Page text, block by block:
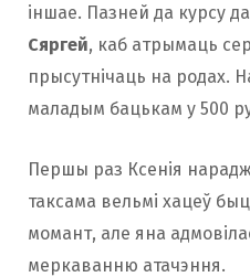
іншае. Пазней да курсу
Сяргей, каб атрымаць
прысутнічаць на родах.
маладым бацькам у 500
Першы раз Ксенія
таксама вельмі хацеў
момант, але яна
меркаванню атачэння.